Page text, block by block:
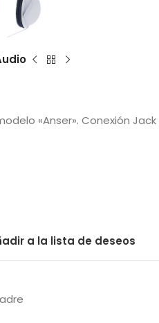
«Anser». Conexión Jack
a la lista de deseos